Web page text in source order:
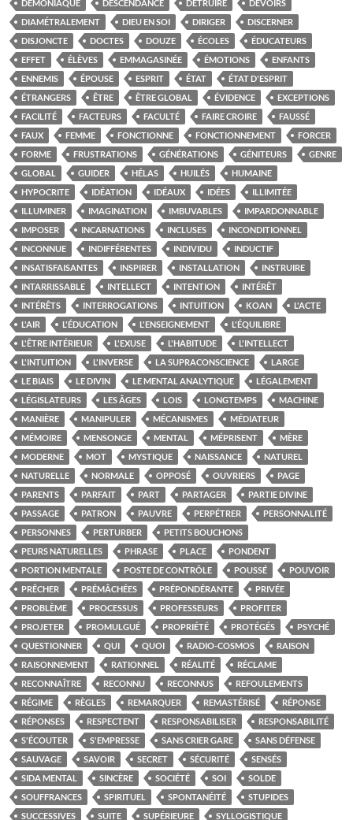
DÉMONIAQUE DESCENDANCE DÉTRUIRE
DEVOIRS
DIAMÉTRALEMENT
DIEU EN SOI DIRIGER
DISCERNER
DISJONCTE
DOCTES DOUZE ÉCOLES
ÉDUCATEURS
EFFET
ÉLÈVES EMMAGASINÉE ÉMOTIONS
ENFANTS
ENNEMIS
ÉPOUSE ESPRIT ÉTAT
ÉTAT D'ESPRIT
ÉTRANGERS
ÊTRE ÊTRE GLOBAL ÉVIDENCE
EXCEPTIONS
FACILITÉ
FACTEURS FACULTÉ FAIRE CROIRE
FAUSSÉ
FAUX
FEMME FONCTIONNE FONCTIONNEMENT
FORCER
FORME
FRUSTRATIONS GÉNÉRATIONS GÉNITEURS
GENRE
GLOBAL
GUIDER HÉLAS HUILÉS
HUMAINE
HYPOCRITE
IDÉATION IDÉAUX IDÉES
ILLIMITÉE
ILLUMINER
IMAGINATION IMBUVABLES
IMPARDONNABLE
IMPOSER
INCARNATIONS INCLUSES
INCONDITIONNEL
INCONNUE
INDIFFÉRENTES INDIVIDU
INDUCTIF
INSATISFAISANTES
INSPIRER INSTALLATION
INSTRUIRE
INTARRISSABLE
INTELLECT INTENTION
INTÉRÊT
INTÉRÊTS
INTERROGATIONS INTUITION KOAN
L'ACTE
L'AIR
L'ÉDUCATION L'ENSEIGNEMENT
L'ÉQUILIBRE
L'ÊTRE INTÉRIEUR
L'EXUSE L'HABITUDE
L'INTELLECT
L'INTUITION
L'INVERSE LA SUPRACONSCIENCE
LARGE
LE BIAIS
LE DIVIN LE MENTAL ANALYTIQUE
LÉGALEMENT
LÉGISLATEURS
LES ÂGES LOIS LONGTEMPS
MACHINE
MANIÈRE
MANIPULER MÉCANISMES
MÉDIATEUR
MÉMOIRE
MENSONGE MENTAL MÉPRISENT
MÈRE
MODERNE
MOT MYSTIQUE NAISSANCE
NATUREL
NATURELLE
NORMALE OPPOSÉ OUVRIERS
PAGE
PARENTS
PARFAIT PART PARTAGER
PARTIE DIVINE
PASSAGE
PATRON PAUVRE PERPÉTRER
PERSONNALITÉ
PERSONNES
PERTURBER
PETITS BOUCHONS
PEURS NATURELLES
PHRASE PLACE
PONDENT
PORTION MENTALE
POSTE DE CONTRÔLE POUSSÉ
POUVOIR
PRÊCHER
PRÉMÂCHÉES PRÉPONDÉRANTE
PRIVÉE
PROBLÈME
PROCESSUS PROFESSEURS
PROFITER
PROJETER
PROMULGUÉ PROPRIÉTÉ PROTÉGÉS
PSYCHÉ
QUESTIONNER
QUI QUOI RADIO-COSMOS
RAISON
RAISONNEMENT
RATIONNEL RÉALITÉ
RÉCLAME
RECONNAÎTRE
RECONNU RECONNUS
REFOULEMENTS
RÉGIME
RÈGLES REMARQUER REMASTÉRISÉ
RÉPONSE
RÉPONSES
RESPECTENT RESPONSABILISER
RESPONSABILITÉ
S'ÉCOUTER
S'EMPRESSE SANS CRIER GARE
SANS DÉFENSE
SAUVAGE
SAVOIR SECRET SÉCURITÉ
SENSÉS
SIDA MENTAL
SINCÈRE SOCIÉTÉ SOI
SOLDE
SOUFFRANCES
SPIRITUEL SPONTANÉITÉ
STUPIDES
SUCCESSIVES
SUITE SUPÉRIEURE
SYLLOGISTIQUE